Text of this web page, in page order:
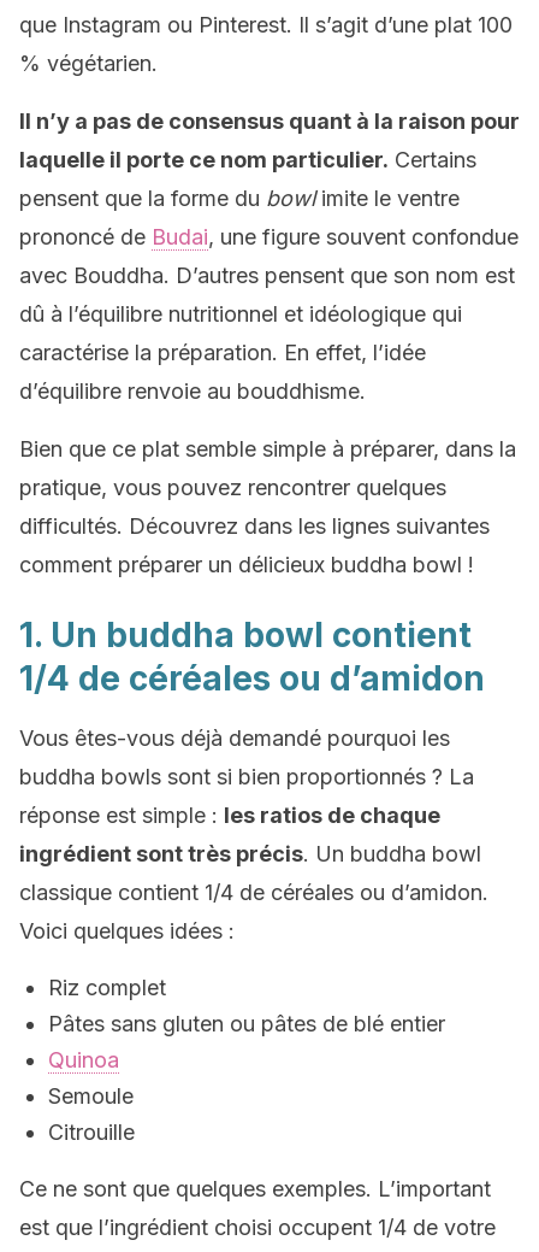
que Instagram ou Pinterest. Il s’agit d’une plat 100
% végétarien.
Il n’y a pas de consensus quant à la raison pour
laquelle il porte ce nom particulier. Certains
pensent que la forme du bowlimite le ventre
prononcé de Budai, une figure souvent confondue
avec Bouddha. D’autres pensent que son nom est
dû à l’équilibre nutritionnel et idéologique qui
caractérise la préparation. En effet, l’idée
d’équilibre renvoie au bouddhisme.
Bien que ce plat semble simple à préparer, dans la
pratique, vous pouvez rencontrer quelques
difficultés. Découvrez dans les lignes suivantes
comment préparer un délicieux buddha bowl !
1. Un buddha bowl contient
1/4 de céréales ou d’amidon
Vous êtes-vous déjà demandé pourquoi les
buddha bowls sont si bien proportionnés ? La
réponse est simple : les ratios de chaque
ingrédient sont très précis. Un buddha bowl
classique contient 1/4 de céréales ou d’amidon.
Voici quelques idées :
Riz complet
Pâtes sans gluten ou pâtes de blé entier
Quinoa
Semoule
Citrouille
Ce ne sont que quelques exemples. L’important
est que l’ingrédient choisi occupent 1/4 de votre